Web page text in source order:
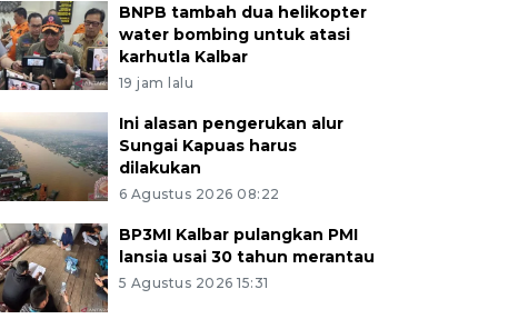
BNPB tambah dua helikopter
water bombing untuk atasi
karhutla Kalbar
19 jam lalu
Ini alasan pengerukan alur
Sungai Kapuas harus
dilakukan
6 Agustus 2026 08:22
BP3MI Kalbar pulangkan PMI
lansia usai 30 tahun merantau
5 Agustus 2026 15:31